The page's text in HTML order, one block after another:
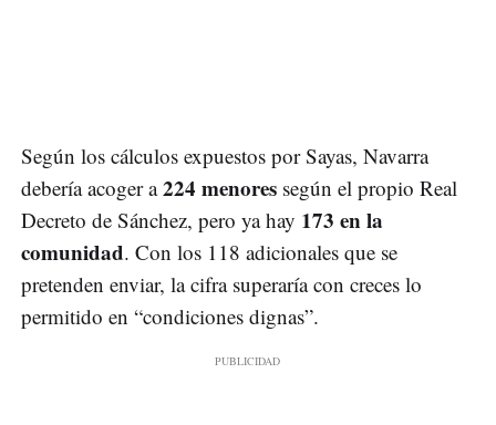
Según los cálculos expuestos por Sayas, Navarra
debería acoger a224 menores según el propio Real
Decreto de Sánchez, pero ya hay 173 en la
comunidad. Con los 118 adicionales que se
pretenden enviar, la cifra superaría con creces lo
permitido en “condiciones dignas”.